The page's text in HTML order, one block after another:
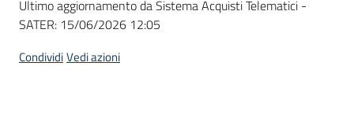
Ultimo aggiornamento da Sistema Acquisti Telematici -
SATER: 15/06/2026 12:05
CondividiVedi azioni